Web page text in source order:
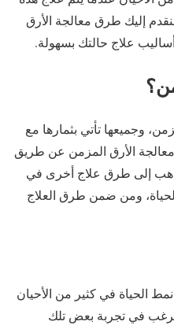
إليك طرق معالجة الأرق
علاج حالتك بسهولة.
وجميعها تأتي بثمارها مع
معالجة الأرق المزمن عن طريق
يذهب إلى طرق علاج أخرى في
ومن ضمن طرق العلاج
الحياة في كثير من الأحيان
ترغب في تجربة بعض تلك